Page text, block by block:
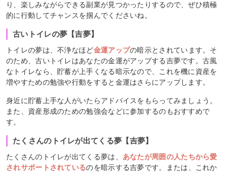
り、楽しみながらできる副業が見つかったりするので、ぜひ積極
的に行動してチャンスを掴んでくださいね。
古いトイレの夢【吉夢】
トイレの夢は、不浄なほど金運アップの暗示とされています。そ
のため、古いトイレはあなたの金運がアップする吉夢です。古風
なトイレなら、貯蓄が上手くなる暗示なので、これを機に資産を
増やすための勉強や行動をすると金運はさらにアップします。
身近に貯蓄上手な人がいたらアドバイスをもらってみましょう。
また、資産形成のための勉強会などに参加するのもおすすめで
す。
たくさんのトイレが出てくる夢【吉夢】
たくさんのトイレが出てくる夢は、 あなたが周囲の人たちから愛
されサポートされているのを暗示する吉夢です。または、これか